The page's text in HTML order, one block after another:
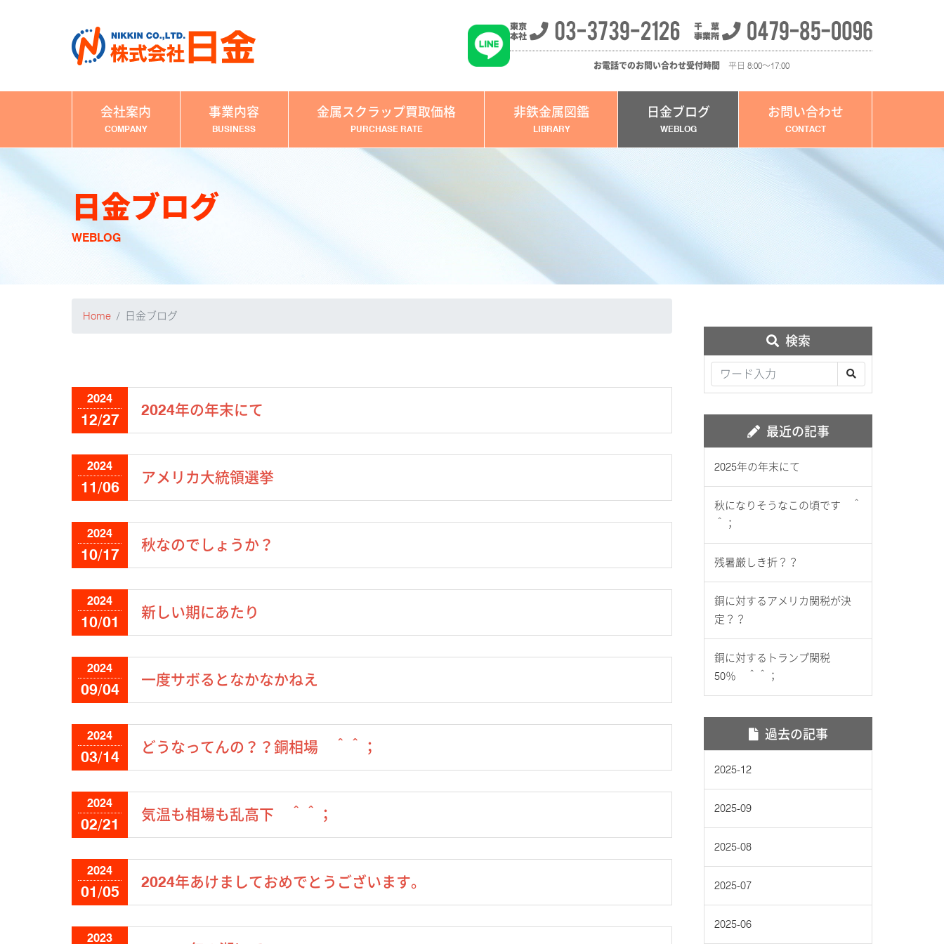
お電話でのお問い合わせ受付時間 平日 8:00～17:00
会社案内
COMPANY
事業内容
BUSINESS
金属スクラップ買取価格
PURCHASE RATE
非鉄金属図鑑
LIBRARY
日金ブログ
WEBLOG
お問い合わせ
CONTACT
日金ブログ
WEBLOG
Home 日金ブログ
2024
12/27
2024年の年末にて
2024
11/06
アメリカ大統領選挙
2024
10/17
秋なのでしょうか？
2024
10/01
新しい期にあたり
2024
09/04
一度サボるとなかなかねえ
2024
03/14
どうなってんの？？銅相場 ＾＾；
2024
02/21
気温も相場も乱高下 ＾＾；
2024
01/05
2024年あけましておめでとうございます。
2023
検索
最近の記事
2025年の年末にて
秋になりそうなこの頃です ＾
＾；
残暑厳しき折？？
銅に対するアメリカ関税が決
定？？
銅に対するトランプ関税
50％ ＾＾；
過去の記事
2025-12
2025-09
2025-08
2025-07
2025-06